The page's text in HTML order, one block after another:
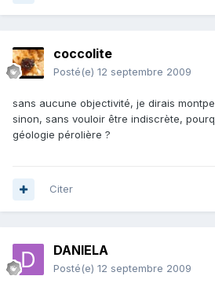
coccolite
Posté(e) 12 septembre 2009
sans aucune objectivité, je dirais
sinon, sans vouloir être indiscrète,
géologie pérolière ?
Citer
DANIELA
Posté(e) 12 septembre 2009